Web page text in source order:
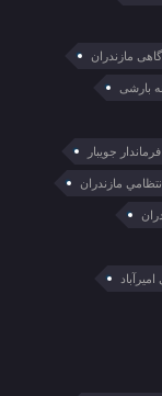
مازندران
بارشی
فرماندار جویبار
مازندران